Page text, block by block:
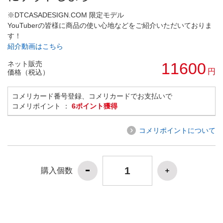
※DTCASADESIGN.COM 限定モデル
YouTuberの皆様に商品の使い心地などをご紹介いただいておりま
す！
紹介動画はこちら
ネット販売
価格（税込）
11600 円
コメリカード番号登録、コメリカードでお支払いで
コメリポイント ： 6ポイント獲得
コメリポイントについて
購入個数